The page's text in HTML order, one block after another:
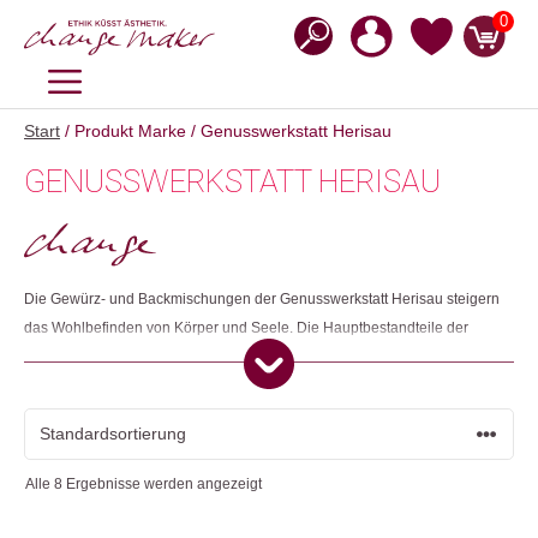
Inhalt
0
MENÜ
Start / Produkt Marke / Genusswerkstatt Herisau
GENUSSWERKSTATT HERISAU
Die Gewürz- und Backmischungen der Genusswerkstatt Herisau steigern
das Wohlbefinden von Körper und Seele. Die Hauptbestandteile der
Produkte stammen meist aus eigener Produktion. Sie legen viel Wert auf
biologische und regionale Produkte, die von Bewohnenden der
Wohngemeinschaft in Handarbeit hergestellt werden. So können in der
Genusswerkstatt spannende Arbeitsplätze für Menschen mit einer
Alle 8 Ergebnisse werden angezeigt